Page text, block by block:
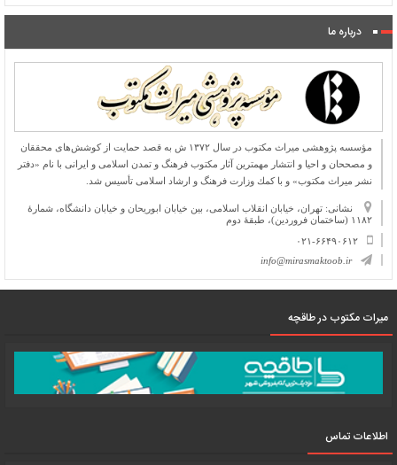
درباره ما
مؤسسه پژوهشی میراث مكتوب در سال ۱۳۷۲ ش به قصد حمایت از كوشش‌های محققان
و مصححان و احیا و انتشار مهمترین آثار مكتوب فرهنگ و تمدن اسلامی و ایرانی با نام «دفتر
نشر میراث مكتوب» و با كمك وزارت فرهنگ و ارشاد اسلامی تأسیس شد.
نشانی: تهران، خیابان انقلاب اسلامی، بین خیابان ابوریحان و خیابان دانشگاه، شمارۀ
۱۱۸۲ (ساختمان فروردین)، طبقۀ دوم
۰۲۱-۶۶۴۹۰۶۱۲
info@mirasmaktoob.ir
میرات مکتوب در طاقچه
اطلاعات تماس